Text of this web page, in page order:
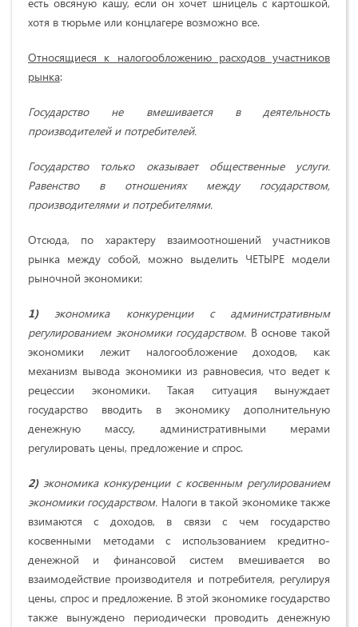
хотя в тюрьме или концлагере возможно все.
Относящиеся к налогообложению расходов участников
рынка:
Государство не вмешивается в деятельность
производителей и потребителей.
Государство только оказывает общественные услуги.
Равенство в отношениях между государством,
производителями и потребителями.
Отсюда, по характеру взаимоотношений участников
рынка между собой, можно выделить ЧЕТЫРЕ модели
рыночной экономики:
1)экономика конкуренции с административным
регулированием экономики государством. В основе такой
экономики лежит налогообложение доходов, как
механизм вывода экономики из равновесия, что ведет к
рецессии экономики. Такая ситуация вынуждает
государство вводить в экономику дополнительную
денежную массу, административными мерами
регулировать цены, предложение и спрос.
2)экономика конкуренции с косвенным регулированием
экономики государством. Налоги в такой экономике также
взимаются с доходов, в связи с чем государство
косвенными методами с использованием кредитно-
денежной и финансовой систем вмешивается во
взаимодействие производителя и потребителя, регулируя
цены, спрос и предложение. В этой экономике государство
также вынуждено периодически проводить денежную